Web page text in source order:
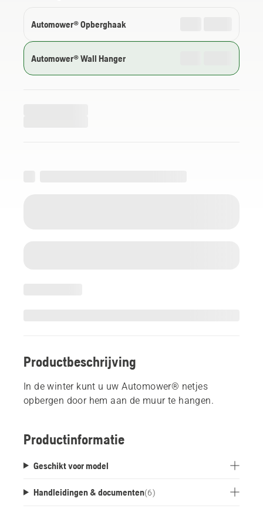
Automower® Opberghaak
Automower® Wall Hanger
Productbeschrijving
In de winter kunt u uw Automower® netjes
opbergen door hem aan de muur te hangen.
Productinformatie
Geschikt voor model
Handleidingen & documenten(6)